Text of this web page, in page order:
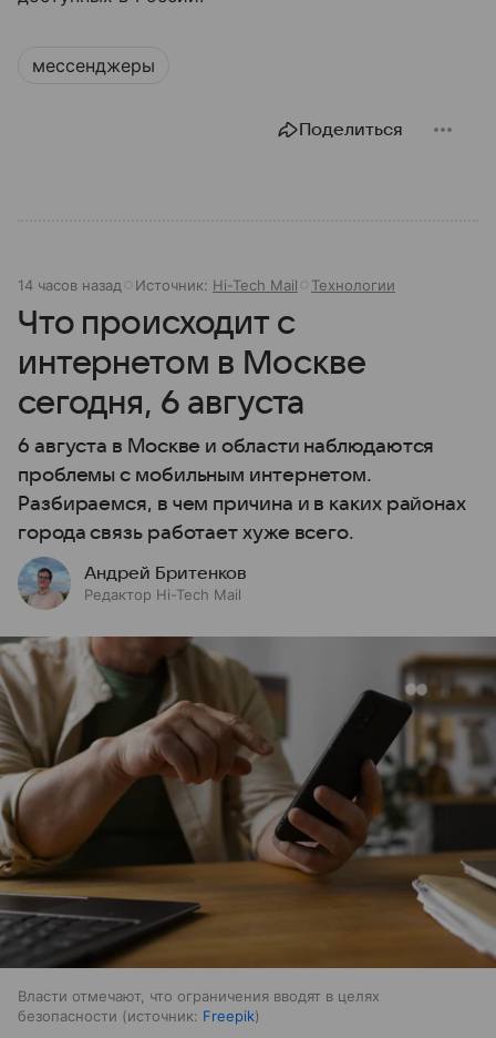
мессенджеры
Поделиться
14 часов назад Источник: Hi-Tech Mail Технологии
Что происходит с
интернетом в Москве
сегодня, 6 августа
6 августа в Москве и области наблюдаются
проблемы с мобильным интернетом.
Разбираемся, в чем причина и в каких районах
города связь работает хуже всего.
Андрей Бритенков
Редактор Hi-Tech Mail
Власти отмечают, что ограничения вводят в целях
безопасности
источник: Freepik